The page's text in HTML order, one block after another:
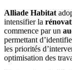
Alliade Habitat
intensifier la
commence par un
permettant
les priorités
optimisation des